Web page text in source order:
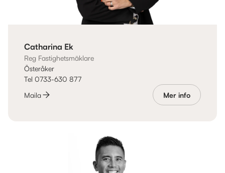
Catharina Ek
Reg Fastighetsmäklare
Österåker
Tel 0733-630 877
Maila
Mer info